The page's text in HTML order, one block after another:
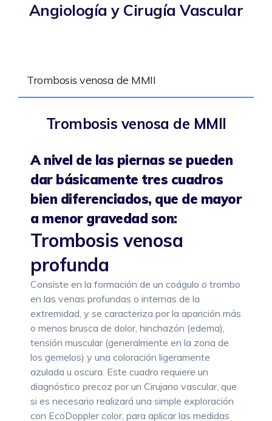
Angiología y Cirugía Vascular
Trombosis venosa de MMII
Trombosis venosa de MMII
A nivel de las piernas se pueden
dar básicamente tres cuadros
bien diferenciados, que de mayor
a menor gravedad son:
Trombosis venosa
profunda
Consiste en la formación de un coágulo o trombo
en las venas profundas o internas de la
extremidad, y se caracteriza por la aparición más
o menos brusca de dolor, hinchazón (edema),
tensión muscular (generalmente en la zona de
los gemelos) y una coloración ligeramente
azulada u oscura. Este cuadro requiere un
diagnóstico precoz por un Cirujano vascular, que
si es necesario realizará una simple exploración
con EcoDoppler color, para aplicar las medidas